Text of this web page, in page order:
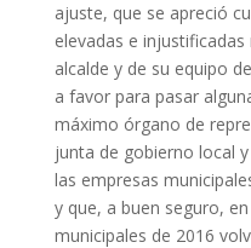
ajuste, que se apreció
elevadas e
alcalde y de su equipo
a favor para pasar
máximo órgano de
junta de gobierno local
las empresas
y que, a buen seguro,
municipales de 2016